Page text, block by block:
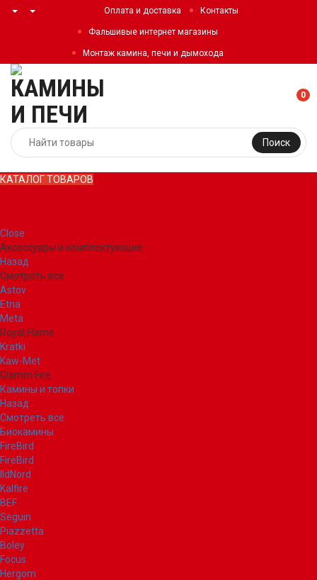
Оплата и доставка Контакты
Фальшивые интернет магазины
Монтаж камина, печи и дымохода
Поиск
0
КАТАЛОГ ТОВАРОВ
Close
Аксессуары и комплектующие
Назад
Смотреть все
Astov
Etna
Meta
Royal Flame
Kratki
Kaw-Met
Glamm Fire
Камины и топки
Назад
Смотреть все
Биокамины
FireBird
FireBird
IldNord
Kalfire
BEF
Seguin
Piazzetta
Boley
Focus
Hergom